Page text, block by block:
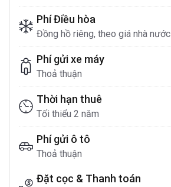
Phí Điều hòa
Đồng hồ riêng, theo giá nhà nước
Phí gửi xe máy
Thoả thuận
Thời hạn thuê
Tối thiểu 2 năm
Phí gửi ô tô
Thoả thuận
Đặt cọc & Thanh toán